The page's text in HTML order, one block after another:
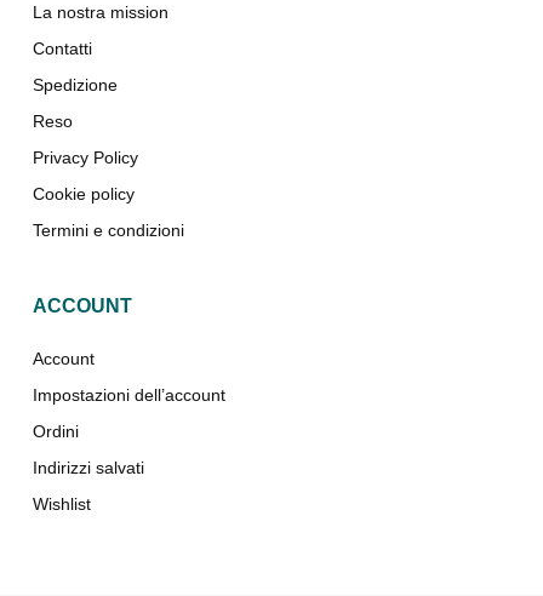
La nostra mission
Contatti
Spedizione
Reso
Privacy Policy
Cookie policy
Termini e condizioni
ACCOUNT
Account
Impostazioni dell’account
Ordini
Indirizzi salvati
Wishlist